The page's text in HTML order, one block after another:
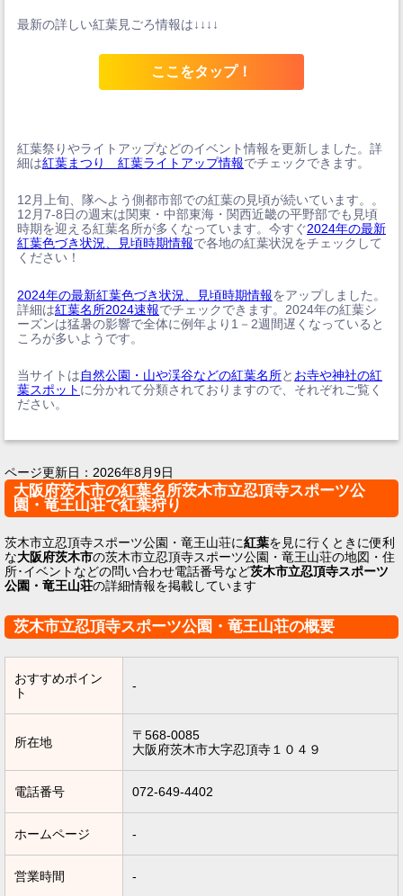
最新の詳しい紅葉見ごろ情報は↓↓↓↓
ここをタップ！
紅葉祭りやライトアップなどのイベント情報を更新しました。詳
細は紅葉まつり 紅葉ライトアップ情報でチェックできます。
12月上旬、隊へよう側都市部での紅葉の見頃が続いています。。
12月7-8日の週末は関東・中部東海・関西近畿の平野部でも見頃
時期を迎える紅葉名所が多くなっています。今すぐ2024年の最新
紅葉色づき状況、見頃時期情報で各地の紅葉状況をチェックして
ください！
2024年の最新紅葉色づき状況、見頃時期情報をアップしました。
詳細は紅葉名所2024速報でチェックできます。2024年の紅葉シ
ーズンは猛暑の影響で全体に例年より1－2週間遅くなっていると
ころが多いようです。
当サイトは自然公園・山や渓谷などの紅葉名所と お寺や神社の紅
葉スポット に分かれて分類されておりますので、それぞれご覧く
ださい。
ページ更新日： 2026年8月9日
大阪府茨木市の紅葉名所茨木市立忍頂寺スポーツ公
園・竜王山荘で紅葉狩り
茨木市立忍頂寺スポーツ公園・竜王山荘に紅葉を見に行くときに便利
な大阪府茨木市の茨木市立忍頂寺スポーツ公園・竜王山荘の地図・住
所･イベントなどの問い合わせ電話番号など茨木市立忍頂寺スポーツ
公園・竜王山荘の詳細情報を掲載しています
茨木市立忍頂寺スポーツ公園・竜王山荘の概要
おすすめポイン
ト
-
所在地
〒568-0085
大阪府茨木市大字忍頂寺１０４９
電話番号 072-649-4402
ホームページ -
営業時間 -